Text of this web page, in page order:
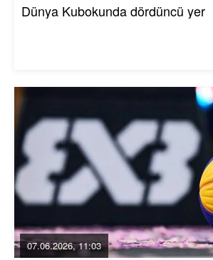
Dünya Kubokunda dördüncü yer
07.06.2026, 11:03